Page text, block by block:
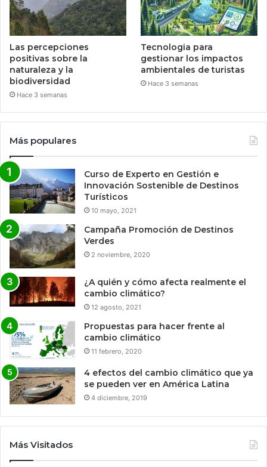
Las percepciones
positivas sobre la
naturaleza y la
biodiversidad
Hace 3 semanas
Tecnologia para
gestionar los impactos
ambientales de turistas
Hace 3 semanas
Más populares
Curso de Experto en Gestión e
Innovación Sostenible de Destinos
Turísticos
10 mayo, 2021
Campaña Promoción de Destinos
Verdes
2 noviembre, 2020
¿A quién y cómo afecta realmente el
cambio climático?
12 agosto, 2021
Propuestas para hacer frente al
cambio climático
11 febrero, 2020
4 efectos del cambio climático que ya
se pueden ver en América Latina
4 diciembre, 2019
Más Visitados